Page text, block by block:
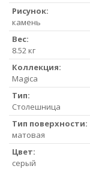
Рисунок:
камень
Вес:
8.52 кг
Коллекция:
Magica
Тип:
Столешница
Тип поверхности:
матовая
Цвет:
серый